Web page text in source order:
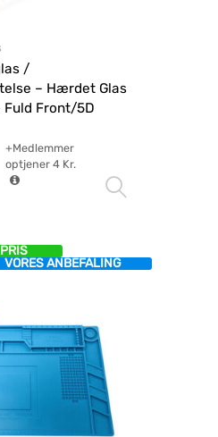
/
– Hærdet Glas
Fuld Front/5D
+Medlemmer
optjener4 Kr.
VORES ANBEFALING